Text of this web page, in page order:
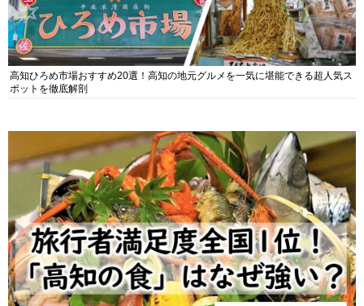
高知ひろめ市場おすすめ20選！高知の地元グルメを一気に堪能できる超人気ス
ポットを徹底解剖